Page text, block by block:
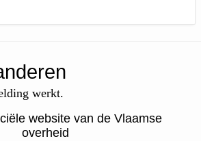
werkt.
website van de Vlaamse
overheid